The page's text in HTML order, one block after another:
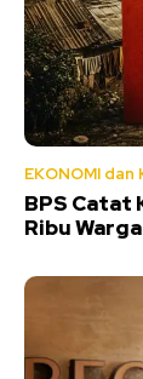
EKONOMI dan
BPS Catat
Ribu